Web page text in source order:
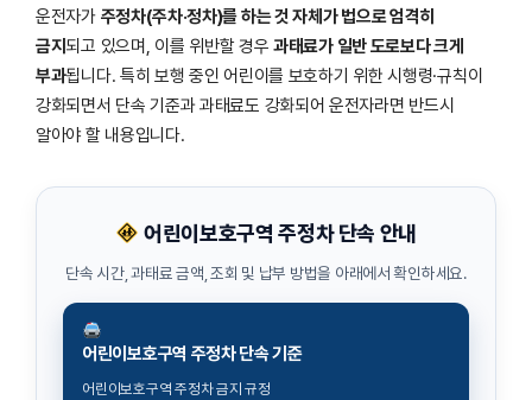
운전자가 주정차(주차·정차)를 하는 것 자체가 법으로 엄격히
금지 되고 있으며, 이를 위반할 경우과태료가 일반 도로보다 크게
부과됩니다. 특히 보행 중인 어린이를 보호하기 위한 시행령·규칙이
강화되면서 단속 기준과 과태료도 강화되어 운전자라면 반드시
알아야 할 내용입니다.
어린이보호구역 주정차 단속 안내
단속 시간, 과태료 금액, 조회 및 납부 방법을 아래에서 확인하세요.
어린이보호구역 주정차 단속 기준
어린이보호구역 주정차 금지 규정